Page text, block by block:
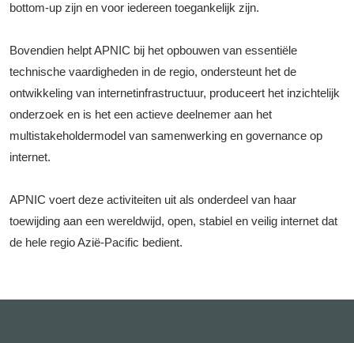
bottom-up zijn en voor iedereen toegankelijk zijn.
Bovendien helpt APNIC bij het opbouwen van essentiële
technische vaardigheden in de regio, ondersteunt het de
ontwikkeling van internetinfrastructuur, produceert het inzichtelijk
onderzoek en is het een actieve deelnemer aan het
multistakeholdermodel van samenwerking en governance op
internet.
APNIC voert deze activiteiten uit als onderdeel van haar
toewijding aan een wereldwijd, open, stabiel en veilig internet dat
de hele regio Azië-Pacific bedient.